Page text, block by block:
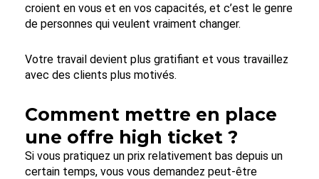
croient en vous et en vos capacités, et c’est le genre
de personnes qui veulent vraiment changer.
Votre travail devient plus gratifiant et vous travaillez
avec des clients plus motivés.
Comment mettre en place
une offre high ticket ?
Si vous pratiquez un prix relativement bas depuis un
certain temps, vous vous demandez peut-être